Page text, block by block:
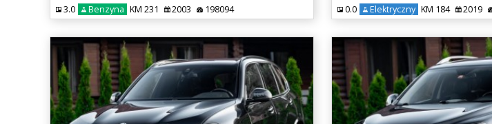
3.0 Benzyna KM 231 2003 198094 0.0 Elektryczny KM 184 2019